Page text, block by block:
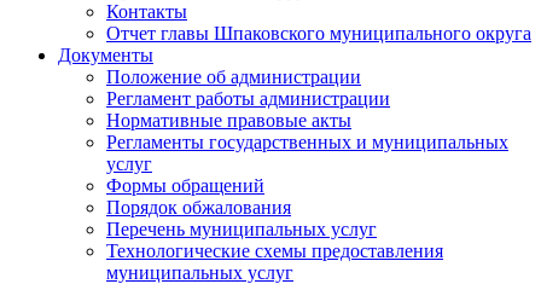
Контакты
Отчет главы Шпаковского муниципального округа
Документы
Положение об администрации
Регламент работы администрации
Нормативные правовые акты
Регламенты государственных и муниципальных
услуг
Формы обращений
Порядок обжалования
Перечень муниципальных услуг
Технологические схемы предоставления
муниципальных услуг